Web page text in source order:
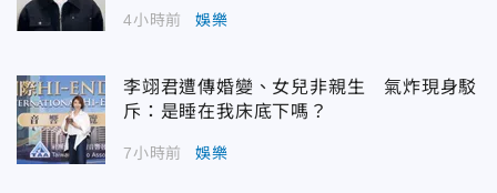
4小時前 娛樂
李翊君遭傳婚變、女兒非親生 氣炸現身駁
斥：是睡在我床底下嗎？
7小時前 娛樂